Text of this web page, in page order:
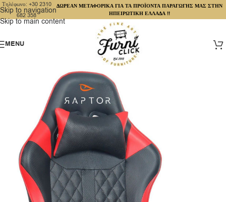
Skip to navigation
Skip to main content
Τηλέφωνο: +30 2310
682 358
ΔΩΡΕΑΝ ΜΕΤΑΦΟΡΙΚΑ ΓΙΑ ΤΑ ΠΡΟΪΟΝΤΑ ΠΑΡΑΓΩΓΗΣ ΜΑΣ ΣΤΗΝ
ΗΠΕΙΡΩΤΙΚΗ ΕΛΛΑΔΑ !!
MENU